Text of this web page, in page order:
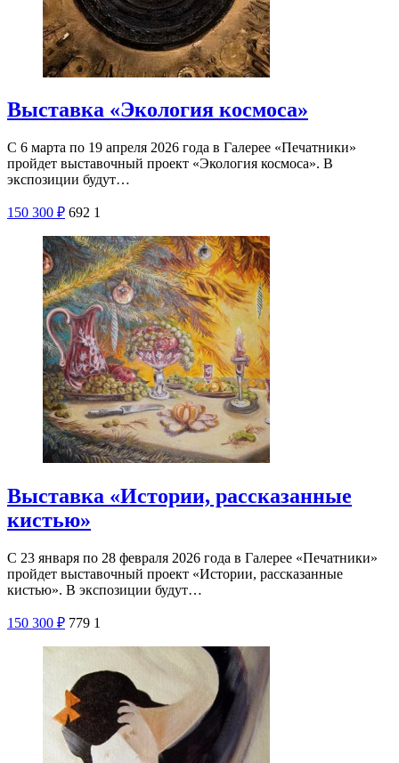
Выставка «Экология космоса»
С 6 марта по 19 апреля 2026 года в Галерее «Печатники»
пройдет выставочный проект «Экология космоса». В
экспозиции будут…
150 300 ₽ 692 1
Выставка «Истории, рассказанные
кистью»
С 23 января по 28 февраля 2026 года в Галерее «Печатники»
пройдет выставочный проект «Истории, рассказанные
кистью». В экспозиции будут…
150 300 ₽ 779 1